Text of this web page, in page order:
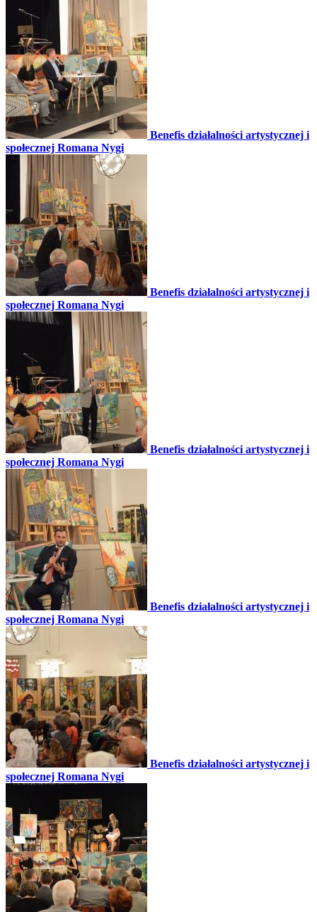
Benefis działalności artystycznej i
społecznej Romana Nygi
Benefis działalności artystycznej i
społecznej Romana Nygi
Benefis działalności artystycznej i
społecznej Romana Nygi
Benefis działalności artystycznej i
społecznej Romana Nygi
Benefis działalności artystycznej i
społecznej Romana Nygi